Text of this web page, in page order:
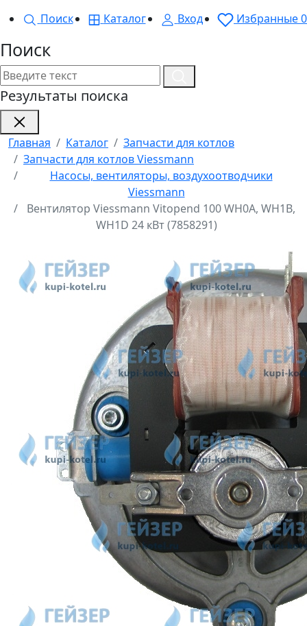
Поиск
Каталог Вход Избранные0
Поиск
Результаты поиска
Главная Каталог
Запчасти для котлов
Запчасти для котлов Viessmann
Насосы, вентиляторы, воздухоотводчики
Viessmann
Вентилятор Viessmann Vitopend 100 WH0A, WH1B,
WH1D 24 кВт (7858291)